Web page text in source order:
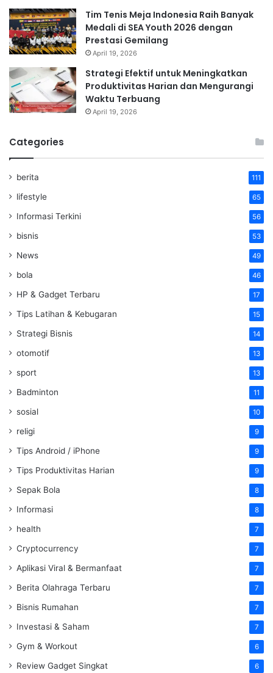
Tim Tenis Meja Indonesia Raih Banyak
Medali di SEA Youth 2026 dengan
Prestasi Gemilang
April 19, 2026
Strategi Efektif untuk Meningkatkan
Produktivitas Harian dan Mengurangi
Waktu Terbuang
April 19, 2026
Categories
berita 111
lifestyle 65
Informasi Terkini 56
bisnis 53
News 49
bola 46
HP & Gadget Terbaru 17
Tips Latihan & Kebugaran 15
Strategi Bisnis 14
otomotif 13
sport 13
Badminton 11
sosial 10
religi 9
Tips Android / iPhone 9
Tips Produktivitas Harian 9
Sepak Bola 8
Informasi 8
health 7
Cryptocurrency 7
Aplikasi Viral & Bermanfaat 7
Berita Olahraga Terbaru 7
Bisnis Rumahan 7
Investasi & Saham 7
Gym & Workout 6
Review Gadget Singkat 6